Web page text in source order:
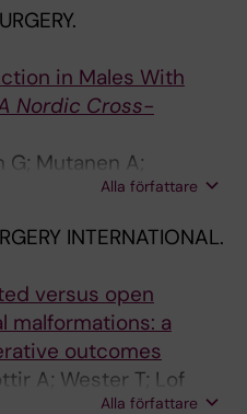
in Males With
Nordic Cross-
G; Mutanen A;
J; Borg H; Telle Hoel
A
Alla författare
INTERNATIONAL.
versus open
malformations: a
outcomes
A; Wester T; Lof
Alla författare